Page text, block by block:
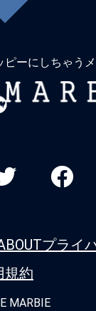
ピーにしちゃう
プライ
規約
MARBIE